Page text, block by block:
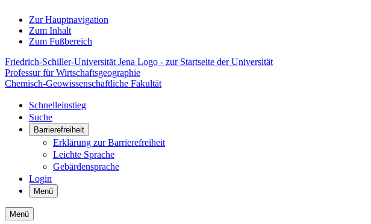
Zur Hauptnavigation
Zum Inhalt
Zum Fußbereich
Friedrich-Schiller-Universität Jena Logo - zur Startseite der Universität
Professur für Wirtschaftsgeographie
Chemisch-Geowissenschaftliche Fakultät
Schnelleinstieg
Suche
Barrierefreiheit
Erklärung zur Barrierefreiheit
Leichte Sprache
Gebärdensprache
Login
Menü
Menü